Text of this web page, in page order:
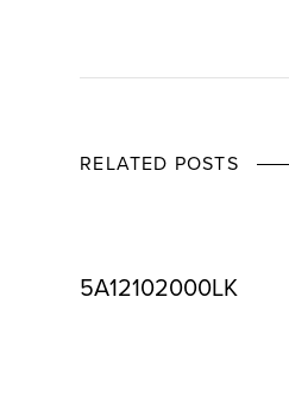
RELATED POSTS
5A12102000LK